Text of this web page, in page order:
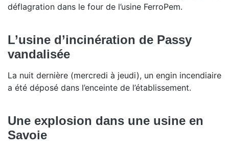
déflagration dans le four de l’usine FerroPem.
L’usine d’incinération de Passy
vandalisée
La nuit dernière (mercredi à jeudi), un engin incendiaire
a été déposé dans l’enceinte de l’établissement.
Une explosion dans une usine en
Savoie